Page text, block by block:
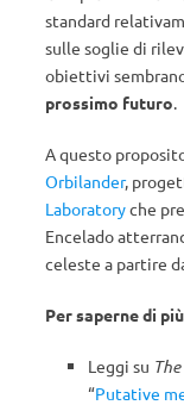
standard
sulle soglie di
obiettivi
prossimo futuro.
A questo
Orbilander,
Laboratoryche
Encelado
celeste a partire
Per saperne di
Leggi su
“Putative